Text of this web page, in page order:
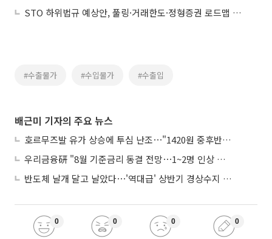
STO 하위법규 예상안, 풀링·거래한도·정형증권 로드맵 제시
#수출물가 #수입물가 #수출입
배근미 기자의 주요 뉴스
호르무즈발 유가 상승에 투심 난조⋯"1420원 중후반 등락"
우리금융硏 "8월 기준금리 동결 전망⋯1~2명 인상 소수의견 낼 것"
반도체 날개 달고 날았다⋯'역대급' 상반기 경상수지 흑자 2000억달러 육박
0 0 0 0